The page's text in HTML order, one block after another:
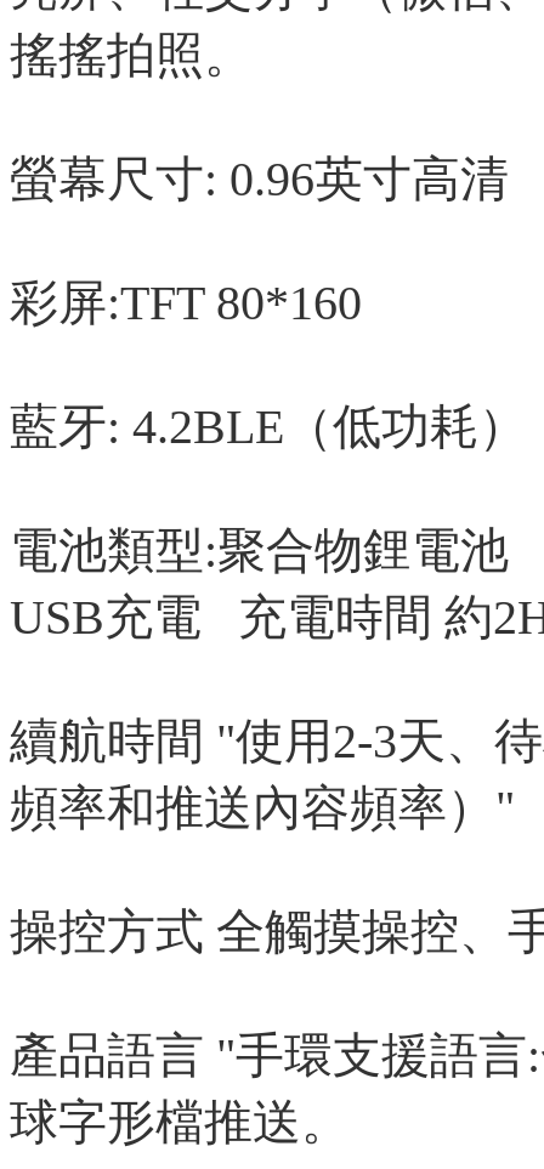
搖搖拍照。
螢幕尺寸: 0.96英寸高清
彩屏:TFT 80*160
藍牙: 4.2BLE（低功耗）
電池類型:聚合物鋰電
USB充電 充電時間 約
續航時間 "使用2-3天、
頻率和推送內容頻率）"
操控方式 全觸摸操控、
產品語言 "手環支援語
球字形檔推送。